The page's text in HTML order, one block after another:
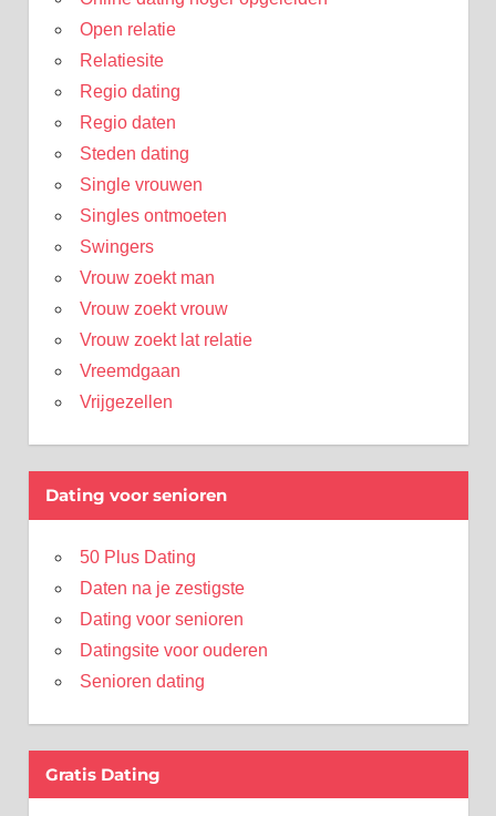
Open relatie
Relatiesite
Regio dating
Regio daten
Steden dating
Single vrouwen
Singles ontmoeten
Swingers
Vrouw zoekt man
Vrouw zoekt vrouw
Vrouw zoekt lat relatie
Vreemdgaan
Vrijgezellen
Dating voor senioren
50 Plus Dating
Daten na je zestigste
Dating voor senioren
Datingsite voor ouderen
Senioren dating
Gratis Dating